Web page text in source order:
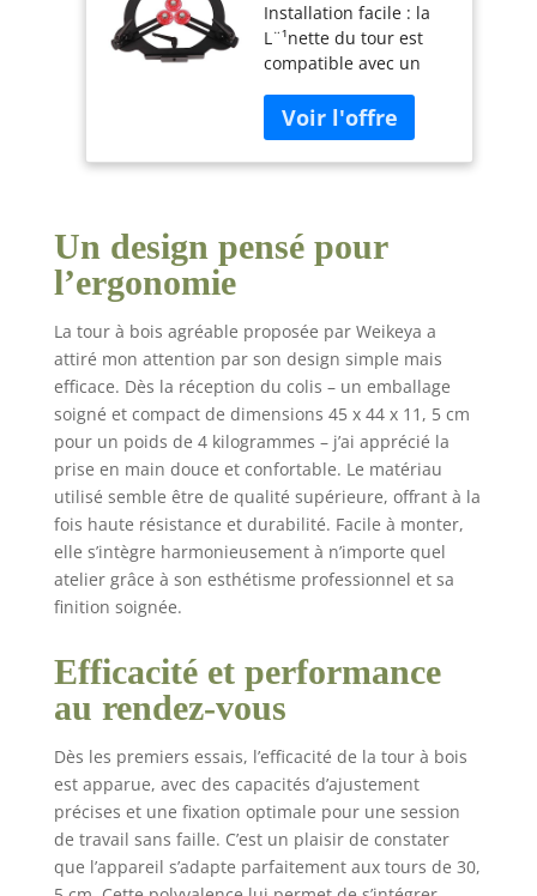
douce, haute
résistance et
usure, en acier
rond pour tours
de 30,5
cm,Fixation pour
machine outil
Installation facile : la
L¨¹nette du tour est
compatible avec un
cm. Facile à installer,
pas de matériel
supplémentaire
de chaque roue peut
être réglée
s'adapte facilement à
n'importe quelle partie
rotative de 0, 39" à 4,
72" Pour tourner les
broches : avec le
tourneur, vous pouvez
tourner de longues
broches comme les
tables de baseball, les
pieds de table et de
chaise, très pratique
fabriqués en matériau
haute résistance et
fermement la pièce
d'usine, pas facile à
glisser Matériaux
fiables : en acier,
léger, bonne
Un design pensé pour
l’ergonomie
La tour à bois agréable proposée par Weikeya a
attiré mon attention par son design simple mais
efficace. Dès la réception du colis – un emballage
soigné et compact de dimensions 45 x 44 x 11, 5 cm
pour un poids de 4 kilogrammes – j’ai apprécié la
prise en main douce et confortable. Le matériau
utilisé semble être de qualité supérieure, offrant à la
fois haute résistance et durabilité. Facile à monter,
elle s’intègre harmonieusement à n’importe quel
atelier grâce à son esthétisme professionnel et sa
finition soignée.
Efficacité et performance
au rendez-vous
Dès les premiers essais, l’efficacité de la tour à bois
est apparue, avec des capacités d’ajustement
précises et une fixation optimale pour une session
de travail sans faille. C’est un plaisir de constater
que l’appareil s’adapte parfaitement aux tours de 30,